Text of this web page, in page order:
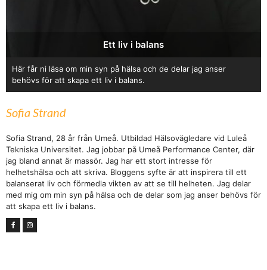
Ett liv i balans
Här får ni läsa om min syn på hälsa och de delar jag anser
behövs för att skapa ett liv i balans.
Sofia Strand
Sofia Strand, 28 år från Umeå. Utbildad Hälsovägledare vid Luleå
Tekniska Universitet. Jag jobbar på Umeå Performance Center, där
jag bland annat är massör. Jag har ett stort intresse för
helhetshälsa och att skriva. Bloggens syfte är att inspirera till ett
balanserat liv och förmedla vikten av att se till helheten. Jag delar
med mig om min syn på hälsa och de delar som jag anser behövs för
att skapa ett liv i balans.